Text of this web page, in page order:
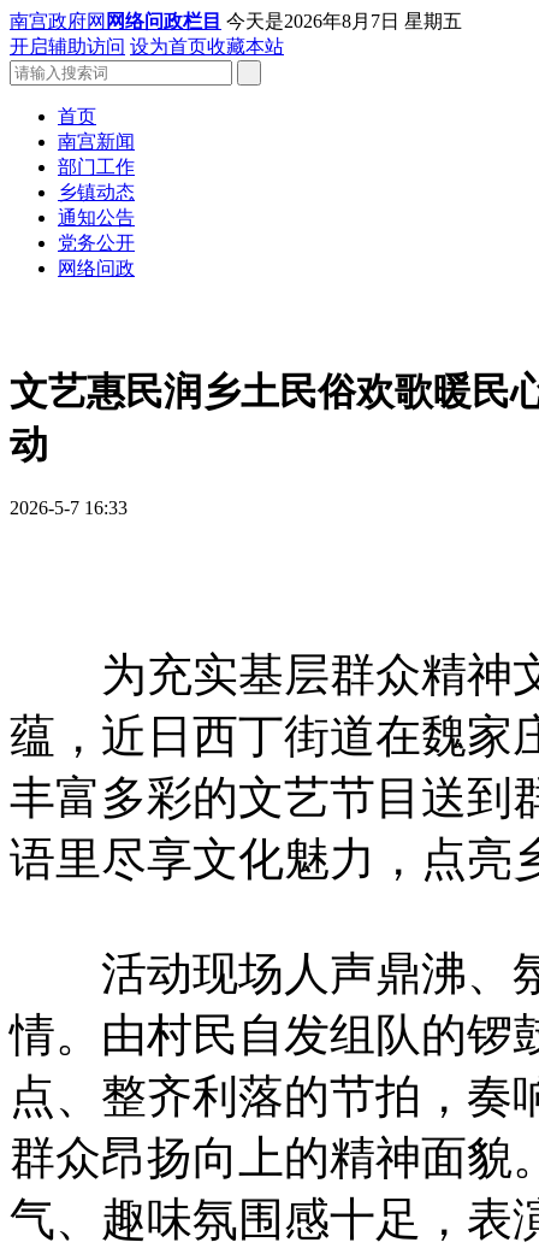
南宫政府网 网络问政栏目 今天是2026年8月7日 星期五
开启辅助访问 设为首页收藏本站
首页
南宫新闻
部门工作
乡镇动态
通知公告
党务公开
网络问政
文艺惠民润乡土民俗欢歌暖
动
2026-5-7 16:33
为充实基层群众精神
蕴，近日西丁街道在魏家
丰富多彩的文艺节目送到
语里尽享文化魅力，点亮
活动现场人声鼎沸、
情。由村民自发组队的锣
点、整齐利落的节拍，奏
群众昂扬向上的精神面貌
气、趣味氛围感十足，表